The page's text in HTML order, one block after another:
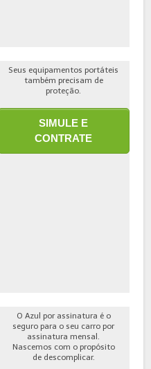
Seus equipamentos portáteis
também precisam de
proteção.
SIMULE E
CONTRATE
O Azul por assinatura é o
seguro para o seu carro por
assinatura mensal.
Nascemos com o propósito
de descomplicar.